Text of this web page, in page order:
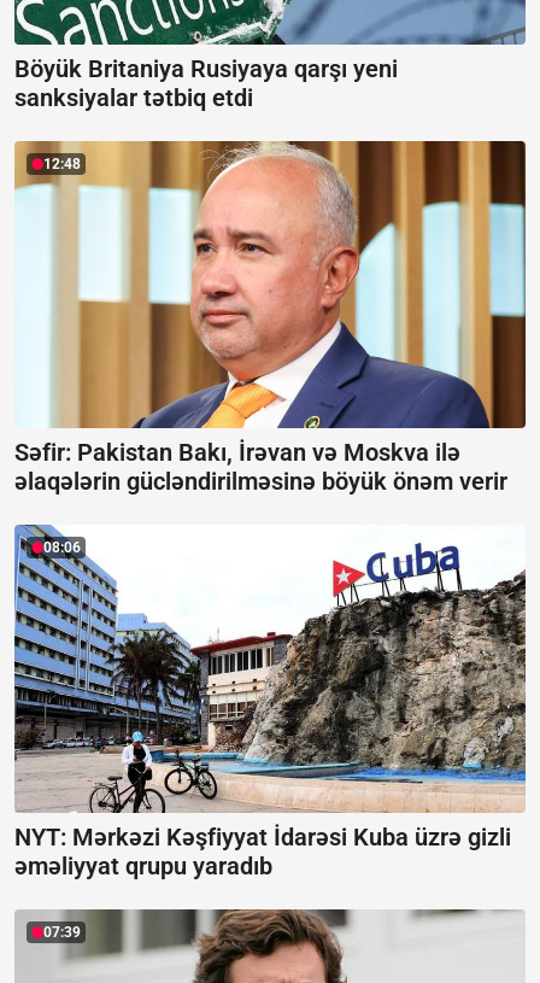
Böyük Britaniya Rusiyaya qarşı yeni
sanksiyalar tətbiq etdi
12:48
Səfir: Pakistan Bakı, İrəvan və Moskva ilə
əlaqələrin gücləndirilməsinə böyük önəm verir
08:06
NYT: Mərkəzi Kəşfiyyat İdarəsi Kuba üzrə gizli
əməliyyat qrupu yaradıb
07:39